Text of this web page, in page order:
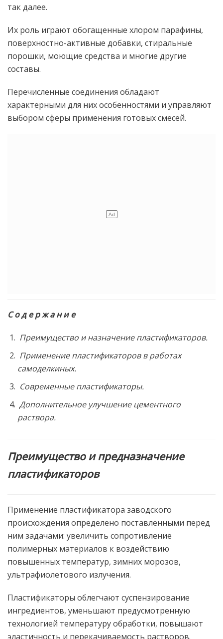
так далее.
Их роль играют обогащенные хлором парафины,
поверхностно-активные добавки, стиральные
порошки, моющие средства и многие другие
составы.
Перечисленные соединения обладают
характерными для них особенностями и управляют
выбором сферы применения готовых смесей.
С о д е р ж а н и е
Преимущество и назначение пластификаторов.
Применение пластификаторов в работах
самоделкиных.
Современные пластификаторы.
Дополнительное улучшение цементного
раствора.
Преимущество и предназначение
пластификаторов
Применение пластификатора заводского
происхождения определено поставленными перед
ним задачами: увеличить сопротивление
полимерных материалов к воздействию
повышенных температур, зимних морозов,
ультрафиолетового излучения.
Пластификаторы облегчают суспензирование
ингредиентов, уменьшают предусмотренную
технологией температуру обработки, повышают
эластичность и перекачиваемость растворов.